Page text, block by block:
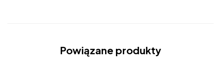
Powiązane produkty